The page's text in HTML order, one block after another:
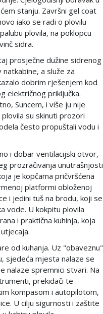
stanju. Završni gel coat
iako se radi o plovilu
plovila, na poklopcu
sidra.
prosječne dužine sidrenog
a služe za
dobrim rješenjem kod
električnog priključka.
Suncem, i više ju nije
su skinuti prozori
često propuštali vodu i
i dobar ventilacijski otvor,
prozračivanja unutrašnjosti
je kopčama pričvršćena
platformi obloženoj
i jedini tuš na brodu, koji se
vode. U kokpitu plovila
i praktična kuhinja, koja
od kuhanja. Uz "obaveznu"
sjedeća mjesta nalaze se
nalaze spremnici stvari. Na
prekidači te
kompasom i autopilotom,
U cilju sigurnosti i zaštite